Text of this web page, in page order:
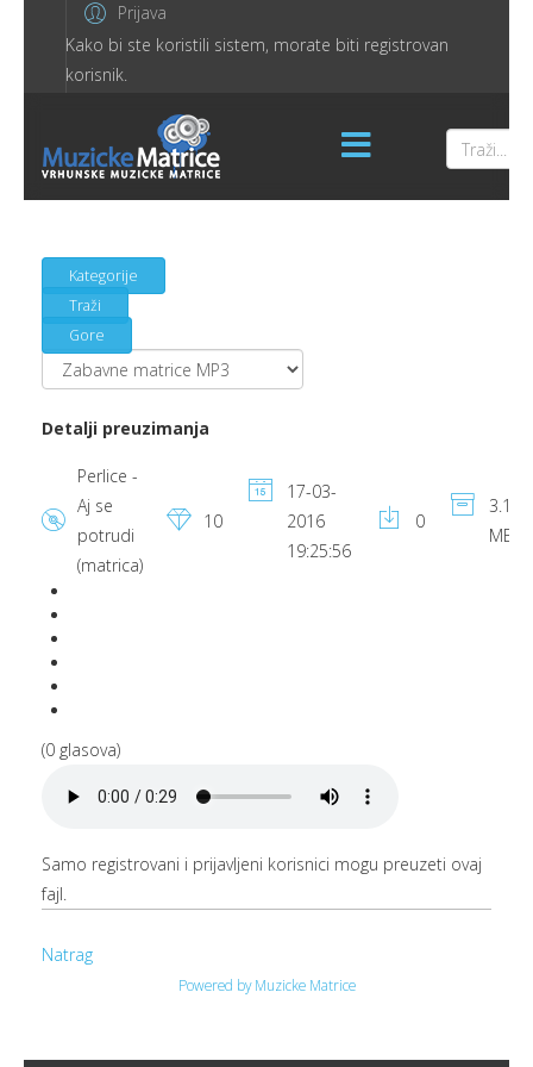
Prijava
Kako bi ste koristili sistem, morate biti registrovan
korisnik.
Kategorije
Traži
Gore
Detalji preuzimanja
Perlice -
Aj se
potrudi
(matrica)
10
17-03-
2016
19:25:56
0
3.14
MB
(0 glasova)
Samo registrovani i prijavljeni korisnici mogu preuzeti ovaj
fajl.
Natrag
Powered by Muzicke Matrice